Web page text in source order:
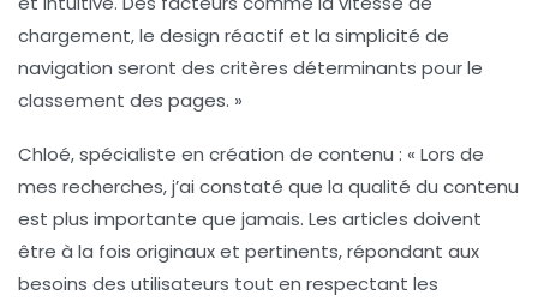
chargement, le design réactif et la simplicité de
navigation seront des critères déterminants pour le
classement des pages. »
Chloé, spécialiste en création de contenu : « Lors de
mes recherches, j’ai constaté que la qualité du contenu
est plus importante que jamais. Les articles doivent
être à la fois originaux et pertinents, répondant aux
besoins des utilisateurs tout en respectant les